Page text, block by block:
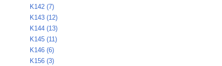
K142 (7)
K143 (12)
K144 (13)
K145 (11)
K146 (6)
K156 (3)